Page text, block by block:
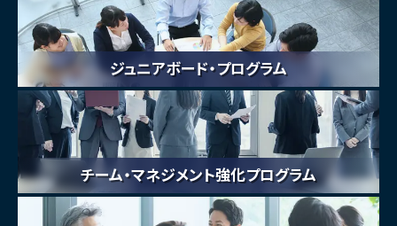
ジュニアボード・プログラム
チーム・マネジメント強化プログラム